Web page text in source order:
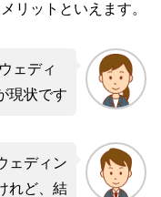
リットといえます。
ェディ
現状です
ェディン
れど、結